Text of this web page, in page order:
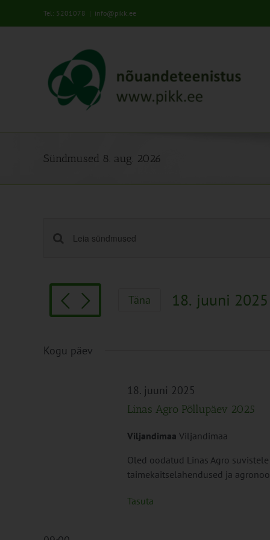
Tel: 5201078 | info@pikk.ee
Sündmused 8. aug. 2026
Sündmused
Views
Navigation
Enter
for
Sündmused
by
Täna
18. juuni 2025
Kogu päev
18. juuni 2025
Linas Agro Põllupäev 2025
Viljandimaa Viljandimaa
Oled oodatud Linas Agro
taimekaitselahendused ja
Tasuta